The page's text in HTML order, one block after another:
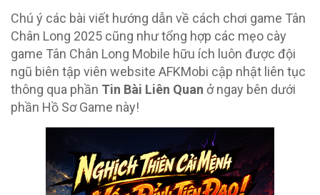
Chú ý các bài viết hướng dẫn về cách chơi game Tân
Chân Long 2025 cũng như tổng hợp các mẹo cày
game Tân Chân Long Mobile hữu ích luôn được đội
ngũ biên tập viên website AFKMobi cập nhật liên tục
thông qua phần Tin Bài Liên Quan ở ngay bên dưới
phần Hồ Sơ Game này!